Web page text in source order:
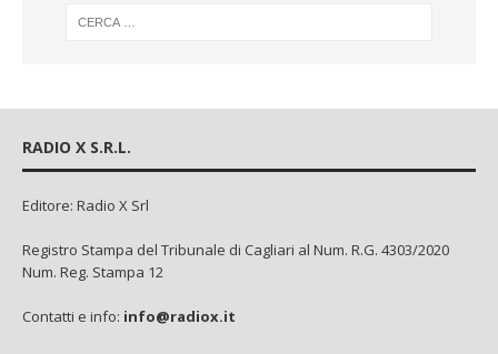
RADIO X S.R.L.
Editore: Radio X Srl
Registro Stampa del Tribunale di Cagliari al Num. R.G. 4303/2020
Num. Reg. Stampa 12
Contatti e info: info@radiox.it